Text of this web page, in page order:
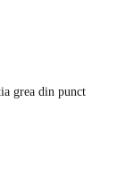
grea din punct